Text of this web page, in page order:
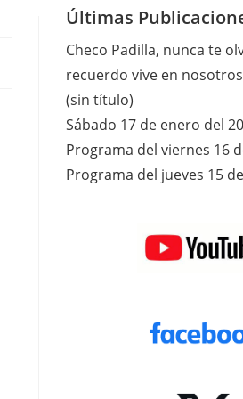
Últimas
Checo Padilla, nunca te
recuerdo vive en nosotros
(sin título)
Sábado 17 de enero del
Programa del viernes 16
Programa del jueves 15